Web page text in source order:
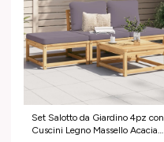
Set Salotto da Giardino 4pz con
Cuscini Legno Massello Acacia